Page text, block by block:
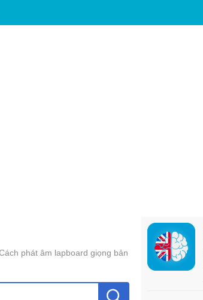
phát âm lapboard giọng bản